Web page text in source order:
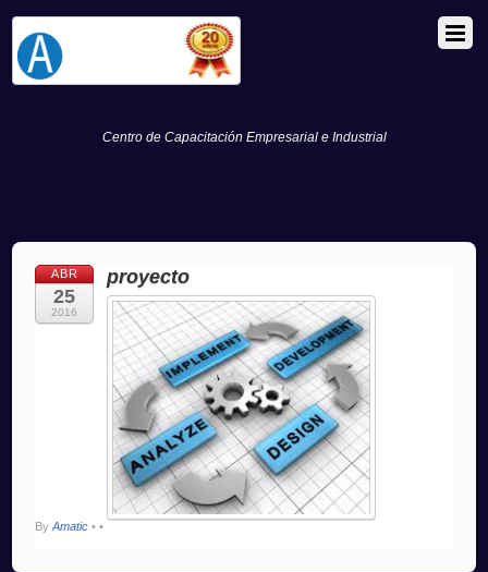
Centro de Capacitación Empresarial e Industrial
ABR
25
2016
proyecto
ByAmatic • •